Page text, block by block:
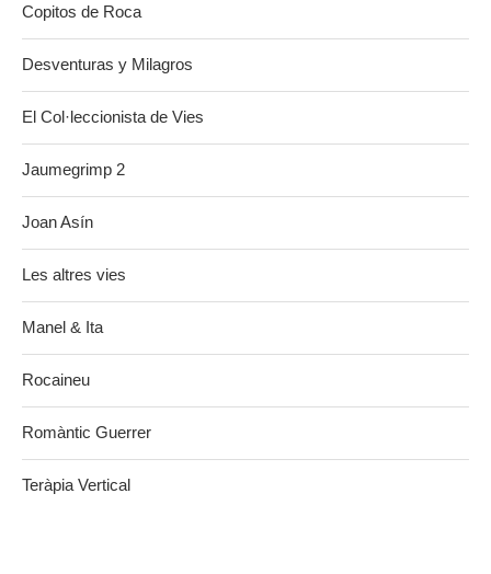
Copitos de Roca
Desventuras y Milagros
El Col·leccionista de Vies
Jaumegrimp 2
Joan Asín
Les altres vies
Manel & Ita
Rocaineu
Romàntic Guerrer
Teràpia Vertical